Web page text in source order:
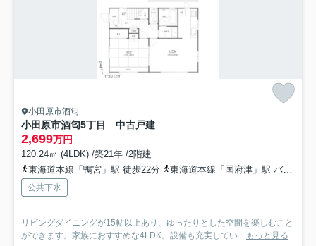
小田原市酒匂
小田原市酒匂5丁目 中古戸建
2,699万円
120.24㎡ (4LDK) /築21年 /2階建
東海道本線「鴨宮」駅 徒歩22分
東海道本線「国府津」駅 バス13分 箱根登山バス「漁場前」 停歩5分
公共下水
リビングダイニングが15帖以上あり、ゆったりとした空間を楽しむこと
ができます。家族におすすめな4LDK。設備も充実してい...
もっと見る